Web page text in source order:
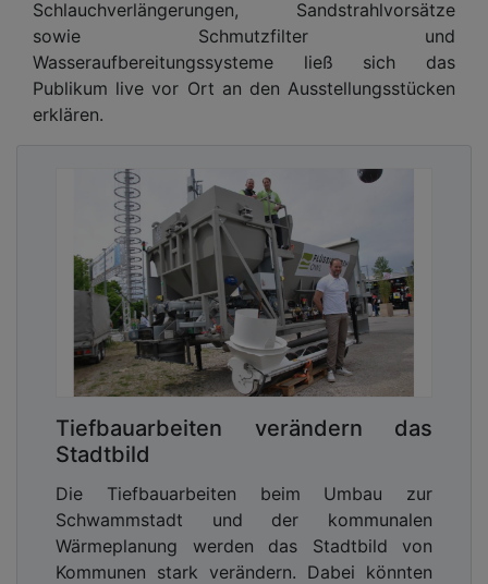
Schlauch­verlängerungen, Sandstrahlvorsätze
sowie Schmutzfilter und
Wasseraufbereitungssysteme ließ sich das
Publikum live vor Ort an den Ausstellungsstücken
erklären.
Tiefbauarbeiten verändern das
Stadtbild
Die Tiefbauarbeiten beim Umbau zur
Schwammstadt und der kommunalen
Wärmeplanung werden das Stadtbild von
Kommunen stark verändern. Dabei könnten